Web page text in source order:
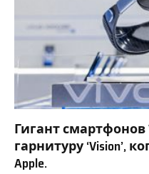
Гигант смартфонов
гарнитуру ‘Vision’,
Apple.